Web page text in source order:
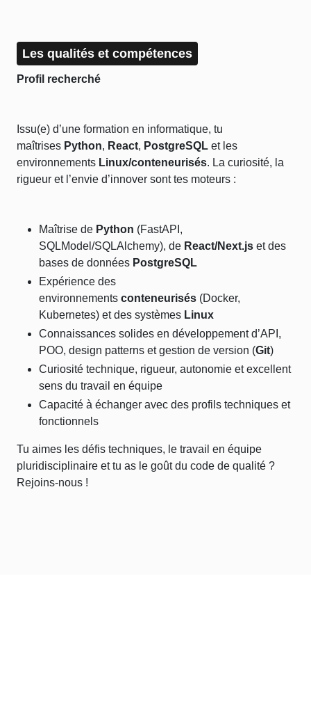
Les qualités et compétences
Profil recherché
Issu(e) d’une formation en informatique, tu
maîtrises Python, React, PostgreSQL et les
environnements Linux/conteneurisés. La curiosité, la
rigueur et l’envie d’innover sont tes moteurs :
Maîtrise de Python (FastAPI,
SQLModel/SQLAlchemy), de React/Next.js et des
bases de données PostgreSQL
Expérience des
environnements conteneurisés (Docker,
Kubernetes) et des systèmes Linux
Connaissances solides en développement d’API,
POO, design patterns et gestion de version (Git)
Curiosité technique, rigueur, autonomie et excellent
sens du travail en équipe
Capacité à échanger avec des profils techniques et
fonctionnels
Tu aimes les défis techniques, le travail en équipe
pluridisciplinaire et tu as le goût du code de qualité ?
Rejoins-nous !